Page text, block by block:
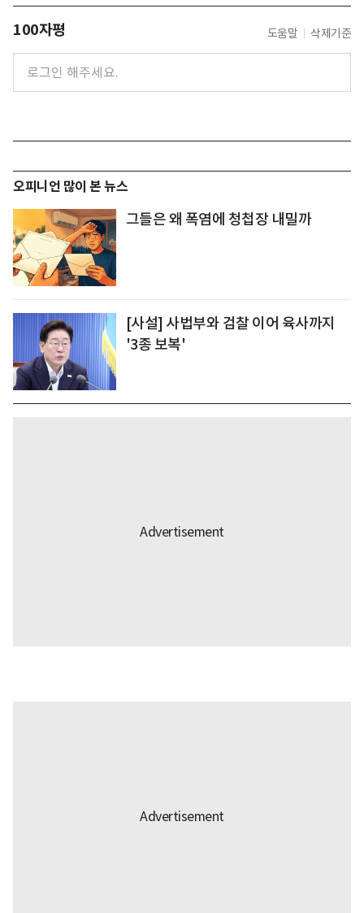
100자평 도움말 삭제기준
오피니언 많이 본 뉴스
그들은 왜 폭염에 청첩장 내밀까
[사설] 사법부와 검찰 이어 육사까지
'3종 보복'